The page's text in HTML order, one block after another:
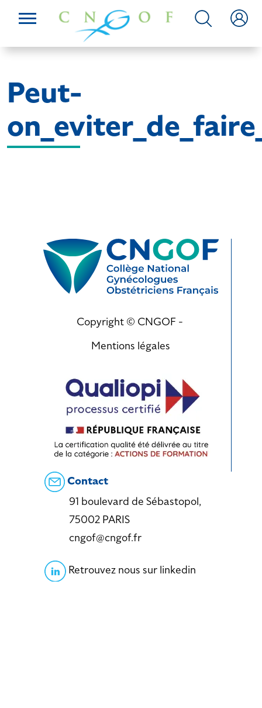
Peut-
Copyright © CNGOF -
Mentions légales
Contact
91 boulevard de Sébastopol,
75002 PARIS
cngof@cngof.fr
Retrouvez nous sur linkedin